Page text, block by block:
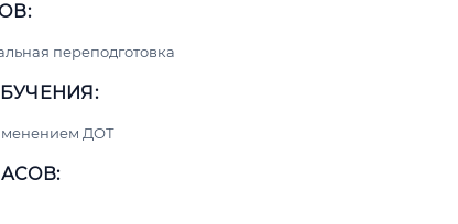
переподготовка
ДОТ